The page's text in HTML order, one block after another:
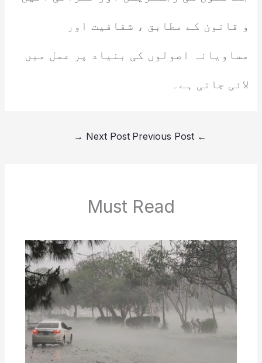
و قانون کے مطابق ، شفافیت اور
مساویانہ اصولوں کی بنیاد پر عمل میں
لائی جاتی ہے۔
←
Next Post
→
Must Read